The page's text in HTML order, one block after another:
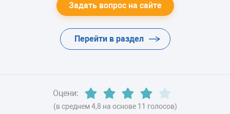
ВЕС
Задать вопрос на сайте
Перейти в раздел
Оцени:
(в среднем 4,8 на основе 11 голосов)